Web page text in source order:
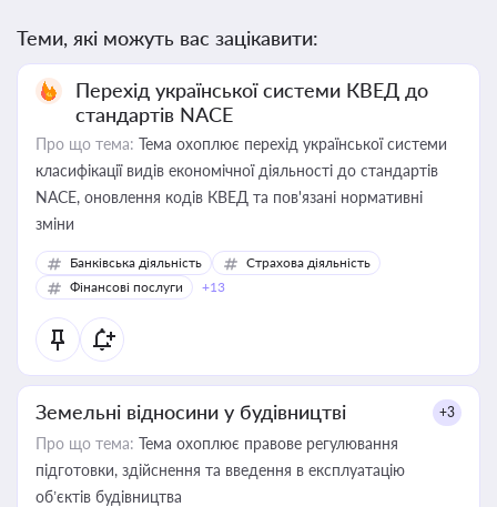
Теми, які можуть вас зацікавити:
Перехід української системи КВЕД до
стандартів NACE
Про що тема: Тема охоплює перехід української системи
класифікації видів економічної діяльності до стандартів
NACE, оновлення кодів КВЕД та пов'язані нормативні
зміни
Банківська діяльність
Страхова діяльність
Фінансові послуги
+13
Земельні відносини у будівництві +3
Про що тема: Тема охоплює правове регулювання
підготовки, здійснення та введення в експлуатацію
об’єктів будівництва